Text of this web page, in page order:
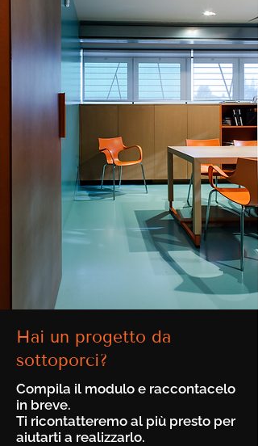
Hai un progetto da
sottoporci?
Compila il modulo e raccontacelo
in breve.
Ti ricontatteremo al più presto per
aiutarti a realizzarlo.